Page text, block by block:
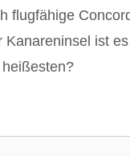
flugfähige
Kanareninsel ist